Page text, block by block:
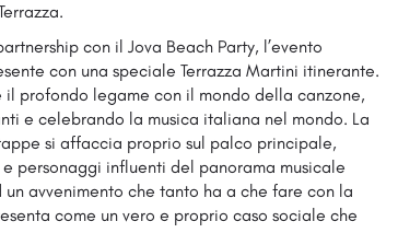
con il Jova Beach Party, l’evento
con una speciale Terrazza Martini itinerante.
profondo legame con il mondo della canzone,
e celebrando la musica italiana nel mondo. La
si affaccia proprio sul palco principale,
personaggi influenti del panorama musicale
avvenimento che tanto ha a che fare con la
come un vero e proprio caso sociale che